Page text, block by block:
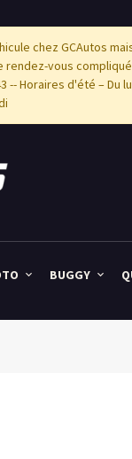
chez GCAutos
rendez-vous
-- Horaires d'été –
BUGGY